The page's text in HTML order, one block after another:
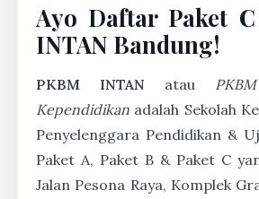
Ayo Daftar Paket
INTAN Bandung!
PKBM INTAN atau
Kependidikan adalah Sekolah
Penyelenggara Pendidikan &
Paket A, Paket B & Paket C
Jalan Pesona Raya, Komplek